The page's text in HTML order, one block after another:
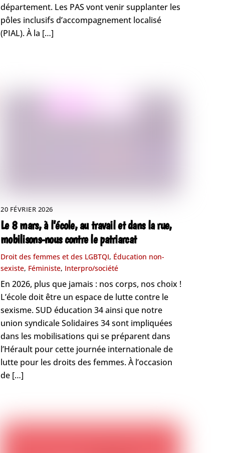
département. Les PAS vont venir supplanter les
pôles inclusifs d’accompagnement localisé
(PIAL). À la […]
20 FÉVRIER 2026
Le 8 mars, à l’école, au travail et dans la rue,
mobilisons-nous contre le patriarcat
Droit des femmes et des LGBTQI, Éducation non-
sexiste, Féministe, Interpro/société
En 2026, plus que jamais : nos corps, nos choix !
L’école doit être un espace de lutte contre le
sexisme. SUD éducation 34 ainsi que notre
union syndicale Solidaires 34 sont impliquées
dans les mobilisations qui se préparent dans
l’Hérault pour cette journée internationale de
lutte pour les droits des femmes. À l’occasion
de […]